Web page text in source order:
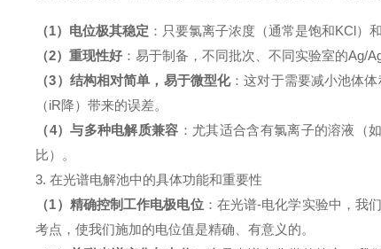
（1）电位极其稳定 ：只要氯离子浓度（通常是饱和KCl）
（2）重现性好 ：易于制备，不同批次、不同实验室的Ag/
（3）结构相对简单，易于微型化：这对于需要减小池体
（iR降）带来的误差。
（4）与多种电解质兼容 ：尤其适合含有氯离子的溶液（
比）。
3. 在光谱电解池中的具体功能和重要性
（1）精确控制工作电极电位：在光谱-电化学实验中，我
考点，使我们施加的电位值是精确、有意义的。